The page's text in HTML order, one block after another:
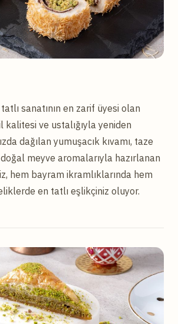
sanatının en zarif üyesi olan
kalitesi ve ustalığıyla yeniden
dağılan yumuşacık kıvamı, taze
meyve aromalarıyla hazırlanan
hem bayram ikramlıklarında hem
en tatlı eşlikçiniz oluyor.